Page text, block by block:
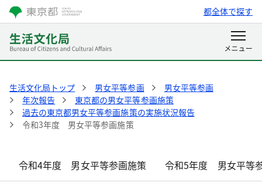
都全体で探す
生活文化局トップ 男女平等参画
男女平等参画
年次報告
東京都の男女平等参画施策
過去の東京都男女平等参画施策の実施状況報告
令和3年度 男女平等参画施策
令和4年度 男女平等参画施策 令和5年度 男女平等